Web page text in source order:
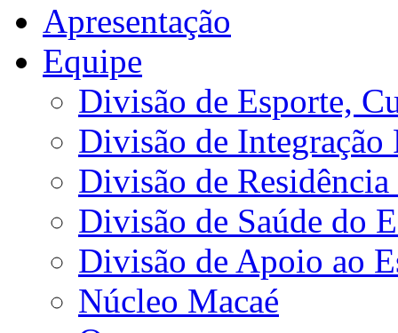
Apresentação
Equipe
Divisão de Esporte,
Divisão de Integração
Divisão de
Divisão de Saúde do
Divisão de Apoio ao
Núcleo Macaé